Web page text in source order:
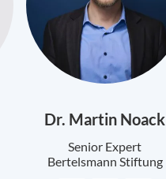
Dr. Martin Noack
Senior Expert
Bertelsmann Stiftung